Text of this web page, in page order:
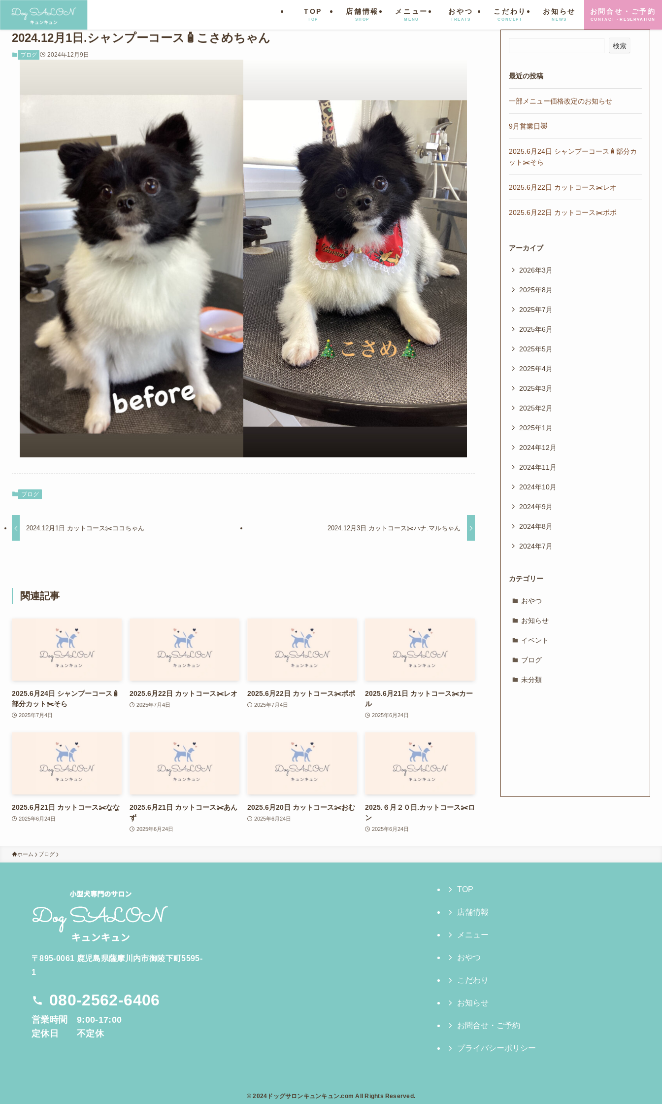
TOP
TOP
店舗情報
SHOP
メニュー
MENU
おやつ
TREATS
こだわり
CONCEPT
お知らせ
NEWS
お問合せ・ご予約
CONTACT・RESERVATION
2024.12月1日.シャンプーコース🧴こさめちゃん
ブログ 2024年12月9日
ブログ
2024.12月1日 カットコース✂️ココちゃん 2024.12月3日 カットコース✂️ハナ.マルちゃん
関連記事
2025.6月24日 シャンプーコース🧴
部分カット✂️そら
2025年7月4日
2025.6月22日 カットコース✂️レオ
2025年7月4日
2025.6月22日 カットコース✂️ポポ
2025年7月4日
2025.6月21日 カットコース✂️カー
ル
2025年6月24日
2025.6月21日 カットコース✂️なな
2025年6月24日
2025.6月21日 カットコース✂️あん
ず
2025年6月24日
2025.6月20日 カットコース✂️おむ
2025年6月24日
2025.６月２０日.カットコース✂️ロ
ン
2025年6月24日
検索
最近の投稿
一部メニュー価格改定のお知らせ
9月営業日😻
2025.6月24日 シャンプーコース🧴部分カ
ット✂️そら
2025.6月22日 カットコース✂️レオ
2025.6月22日 カットコース✂️ポポ
アーカイブ
2026年3月
2025年8月
2025年7月
2025年6月
2025年5月
2025年4月
2025年3月
2025年2月
2025年1月
2024年12月
2024年11月
2024年10月
2024年9月
2024年8月
2024年7月
カテゴリー
おやつ
お知らせ
イベント
ブログ
未分類
ホーム ブログ
〒895-0061 鹿児島県薩摩川内市御陵下町5595-
1
080-2562-6406
営業時間 9:00-17:00
定休日 不定休
TOP
店舗情報
メニュー
おやつ
こだわり
お知らせ
お問合せ・ご予約
プライバシーポリシー
© 2024ドッグサロンキュンキュン.com All Rights Reserved.